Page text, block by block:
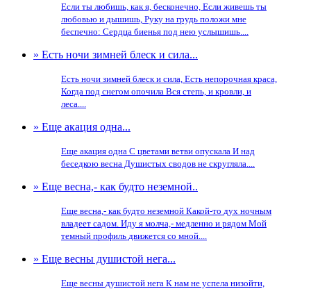
Если ты любишь, как я, бесконечно, Если живешь ты
любовью и дышишь, Руку на грудь положи мне
беспечно: Сердца биенья под нею услышишь....
» Есть ночи зимней блеск и сила...
Есть ночи зимней блеск и сила, Есть непорочная краса,
Когда под снегом опочила Вся степь, и кровли, и
леса....
» Еще акация одна...
Еще акация одна С цветами ветви опускала И над
беседкою весна Душистых сводов не скругляла....
» Еще весна,- как будто неземной..
Еще весна,- как будто неземной Какой-то дух ночным
владеет садом. Иду я молча,- медленно и рядом Мой
темный профиль движется со мной....
» Еще весны душистой нега...
Еще весны душистой нега К нам не успела низойти,